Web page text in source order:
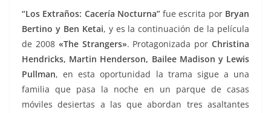
“Los Extraños: Cacería Nocturna”fue escrita por Bryan
Bertino y Ben Ketai, y es la continuación de la película
de 2008 «The Strangers». Protagonizada porChristina
Hendricks, Martin Henderson, Bailee Madison y Lewis
Pullman, en esta oportunidad la trama sigue a una
familia que pasa la noche en un parque de casas
móviles desiertas a las que abordan tres asaltantes